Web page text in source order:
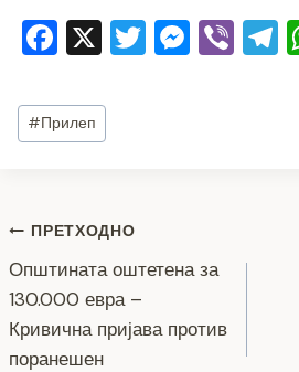
F
c
e
o
o
k
X T M Vi T
Post
Tags:
#Прилеп
Навигација
на
напис
ПРЕТХОДНО
Општината оштетена за
130.000 евра –
Кривична пријава против
поранешен